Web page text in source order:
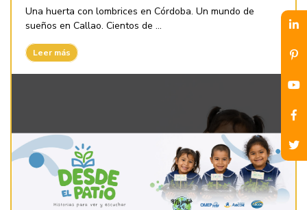
Una huerta con lombrices en Córdoba. Un mundo de
sueños en Callao. Cientos de ...
Leer más